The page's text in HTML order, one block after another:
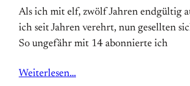
Als ich mit elf, zwölf Jahren endgültig
ich seit Jahren verehrt, nun gesellten
So ungefähr mit 14 abonnierte ich
Weiterlesen…